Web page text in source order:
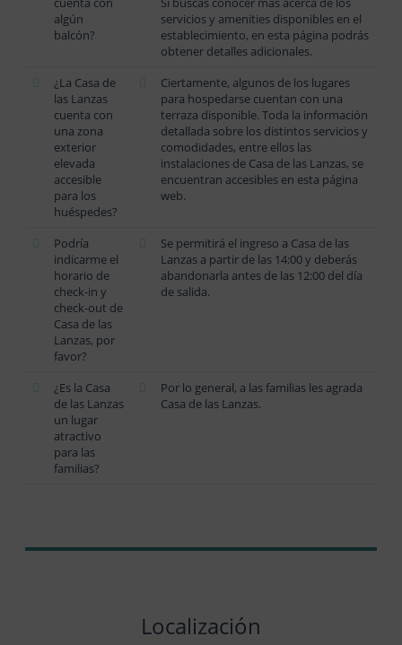
algún
balcón?
servicios y amenities disponibles en el
establecimiento, en esta página podrás
obtener detalles adicionales.
¿La Casa de
las Lanzas
cuenta con
una zona
exterior
elevada
accesible
para los
huéspedes?
Ciertamente, algunos de los lugares
para hospedarse cuentan con una
terraza disponible. Toda la información
detallada sobre los distintos servicios y
comodidades, entre ellos las
instalaciones de Casa de las Lanzas, se
encuentran accesibles en esta página
web.
Podría
indicarme el
horario de
check-in y
check-out de
Casa de las
Lanzas, por
favor?
Se permitirá el ingreso a Casa de las
Lanzas a partir de las 14:00 y deberás
abandonarla antes de las 12:00 del día
de salida.
¿Es la Casa
de las Lanzas
un lugar
atractivo
para las
familias?
Por lo general, a las familias les agrada
Casa de las Lanzas.
Localización